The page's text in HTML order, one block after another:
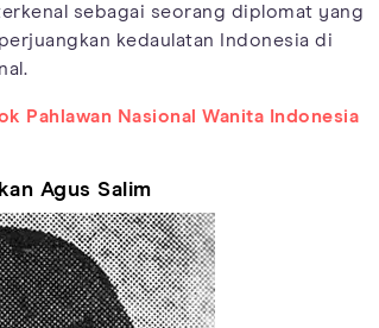
sebagai seorang diplomat yang
kedaulatan Indonesia di
Pahlawan Nasional Wanita Indonesia
Agus Salim